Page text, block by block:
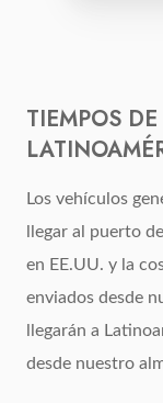
TIEMPOS
Los vehículos
llegar al puerto
en EE.UU. y la
enviados desde
llegarán a
desde nuestro